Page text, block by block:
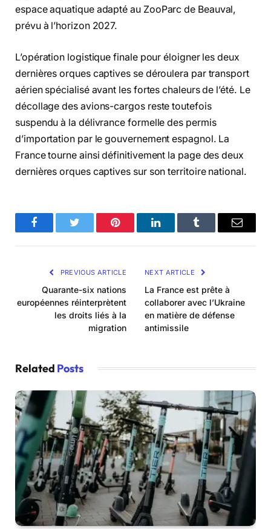
espace aquatique adapté au ZooParc de Beauval,
prévu à l’horizon 2027.
L’opération logistique finale pour éloigner les deux
dernières orques captives se déroulera par transport
aérien spécialisé avant les fortes chaleurs de l’été. Le
décollage des avions-cargos reste toutefois
suspendu à la délivrance formelle des permis
d’importation par le gouvernement espagnol. La
France tourne ainsi définitivement la page des deux
dernières orques captives sur son territoire national.
FacebookTwitter Pinterest LinkedInTumblr Email
PREVIOUS ARTICLE
Quarante-six nations
européennes réinterprètent
les droits liés à la
migration
NEXT ARTICLE
La France est prête à
collaborer avec l’Ukraine
en matière de défense
antimissile
Related Posts